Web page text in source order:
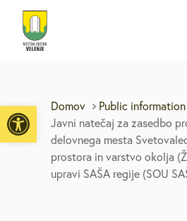
Open toolbar
Domov
Public information
Javni natečaj za zasedbo
delovnega mesta
prostora in varstvo okolja
upravi SAŠA regije (SOU